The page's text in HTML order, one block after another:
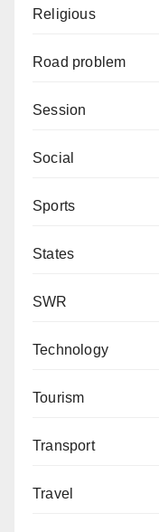
Religious
Road problem
Session
Social
Sports
States
SWR
Technology
Tourism
Transport
Travel